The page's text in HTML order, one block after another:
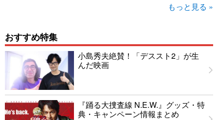
もっと見る »
おすすめ特集
小島秀夫絶賛！「デススト2」が生
んだ映画
『踊る大捜査線 N.E.W.』グッズ・特
典・キャンペーン情報まとめ